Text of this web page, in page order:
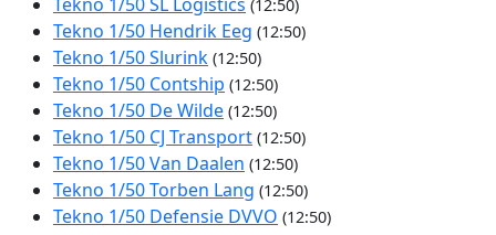
(12:50)
Tekno 1/50 Hendrik Eeg (12:50)
Tekno 1/50 Slurink (12:50)
Tekno 1/50 Contship (12:50)
Tekno 1/50 De Wilde (12:50)
Tekno 1/50 CJ Transport (12:50)
Tekno 1/50 Van Daalen (12:50)
Tekno 1/50 Torben Lang (12:50)
Tekno 1/50 Defensie DVVO (12:50)